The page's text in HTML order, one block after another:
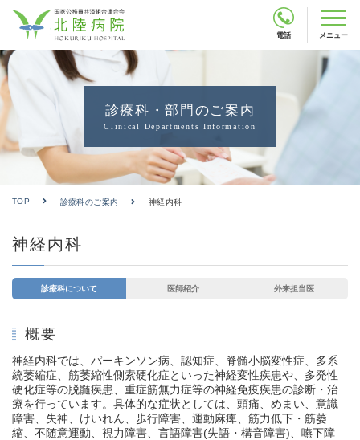
電話 メニュー
診療科・部門のご案内
Clinical Departments Information
TOP 診療科のご案内 神経内科
神経内科
診療科について 医師紹介 外来担当医
概要
神経内科では、パーキンソン病、認知症、脊髄小脳変性症、多系
統萎縮症、筋萎縮性側索硬化症といった神経変性疾患や、多発性
硬化症等の脱髄疾患、重症筋無力症等の神経免疫疾患の診断・治
療を行っています。具体的な症状としては、頭痛、めまい、意識
障害、失神、けいれん、歩行障害、運動麻痺、筋力低下・筋萎
縮、不随意運動、視力障害、言語障害(失語・構音障害)、嚥下障